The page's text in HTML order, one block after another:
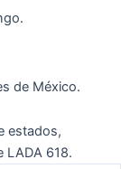
de México.
estados,
LADA 618.